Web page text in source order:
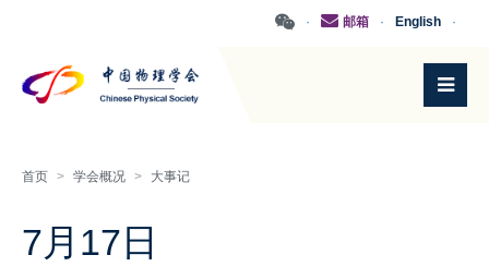
·
English
·
邮箱
·
首页 > 学会概况 > 大事记
7月17日